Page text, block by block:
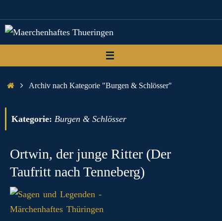
Inhalt
springen
StartArchiv nach Kategorie "Burgen & Schlösser"
Kategorie: Burgen & Schlösser
Ortwin, der junge Ritter (Der
Taufritt nach Tenneberg)